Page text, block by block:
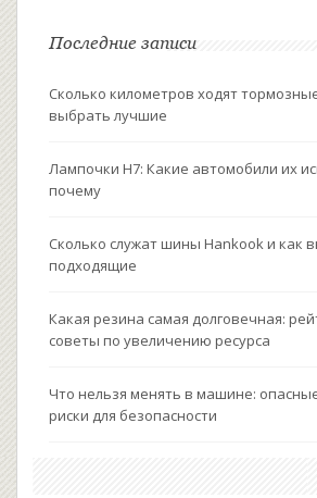
Последние записи
Сколько километров ходят
выбрать лучшие
Лампочки H7: Какие автомобили их
почему
Сколько служат шины Hankook и как
подходящие
Какая резина самая долговечная:
советы по увеличению ресурса
Что нельзя менять в машине:
риски для безопасности